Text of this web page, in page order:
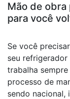
Mão de obra
para você
Se você
seu refrigerador
trabalha
processo de
sendo